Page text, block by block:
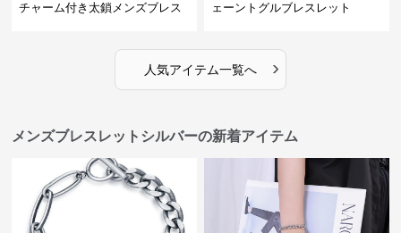
チャーム付き太鎖メンズブレス
ェーントグルブレスレット
人気アイテム一覧へ ›
メンズブレスレットシルバーの新着アイテム